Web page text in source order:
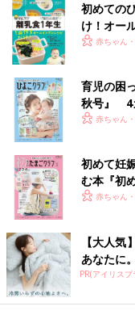
初めての
け！オー
赤ちゃん
育児の困
秋号』 4
いっぱい
赤ちゃん
初めて妊
む本『初
赤ちゃん
【大人
あなたに。
PR(アイリスプ